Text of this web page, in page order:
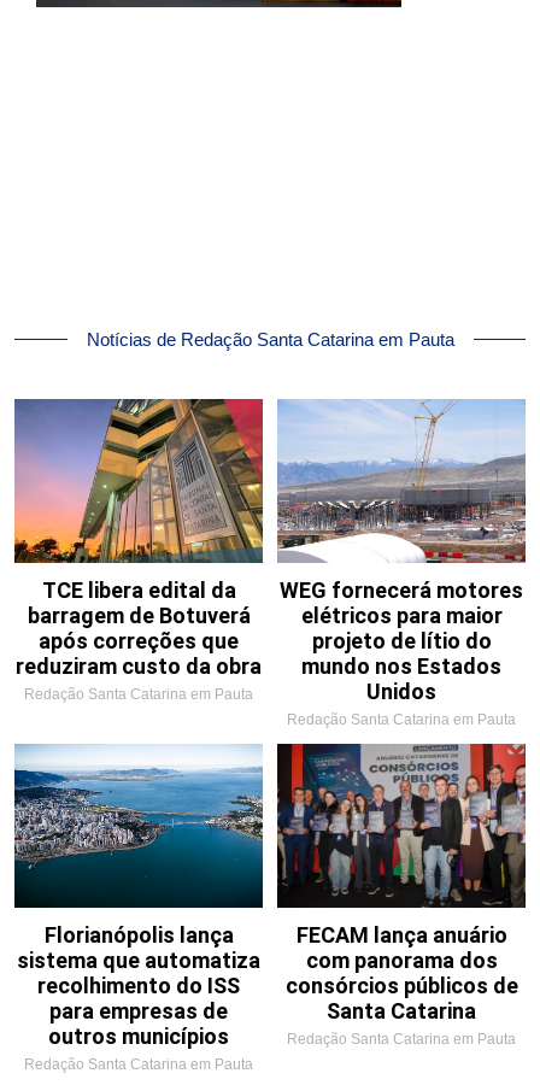
Notícias de Redação Santa Catarina em Pauta
TCE libera edital da
barragem de Botuverá
após correções que
reduziram custo da obra
Redação Santa Catarina em Pauta
WEG fornecerá motores
elétricos para maior
projeto de lítio do
mundo nos Estados
Unidos
Redação Santa Catarina em Pauta
Florianópolis lança
sistema que automatiza
recolhimento do ISS
para empresas de
outros municípios
Redação Santa Catarina em Pauta
FECAM lança anuário
com panorama dos
consórcios públicos de
Santa Catarina
Redação Santa Catarina em Pauta